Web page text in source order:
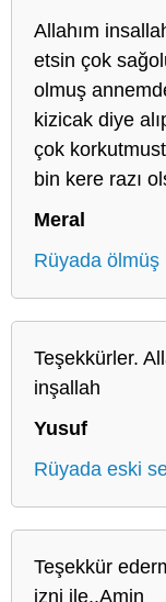
Allahım
etsin çok
olmuş
kizicak diye
çok
bin kere razı
Meral
Rüyada ölmüş
Teşekkürler.
inşallah
Yusuf
Rüyada eski
Teşekkür
izni ile..Amin